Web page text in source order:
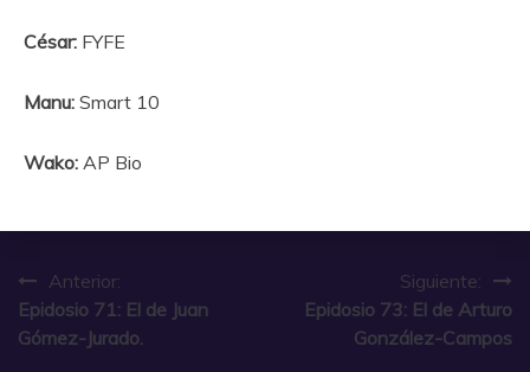
César: FYFE
Manu: Smart 10
Wako: AP Bio
Navegación
de
Anterior:
Epidosio 71: El de Juan
Gómez-Jurado.
Siguiente:
Epidosio 73: El de Arturo
González-Campos